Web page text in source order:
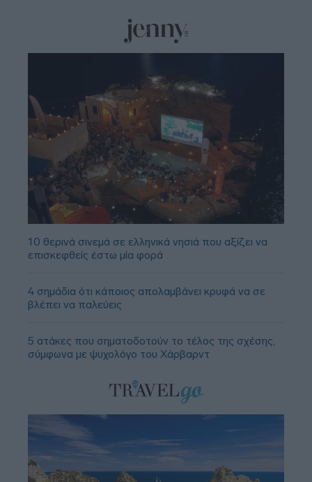
10 θερινά σινεμά σε ελληνικά νησιά που αξίζει να
επισκεφθείς έστω μία φορά
4 σημάδια ότι κάποιος απολαμβάνει κρυφά να σε
βλέπει να παλεύεις
5 ατάκες που σηματοδοτούν το τέλος της σχέσης,
σύμφωνα με ψυχολόγο του Χάρβαρντ